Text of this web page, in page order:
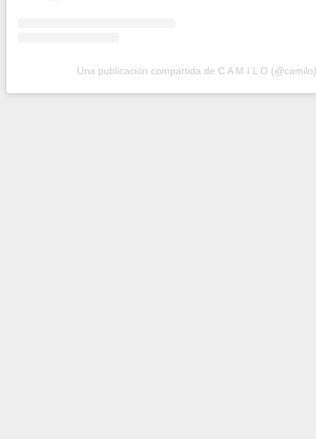
Una publicación compartida de C A M I L O (@camilo)